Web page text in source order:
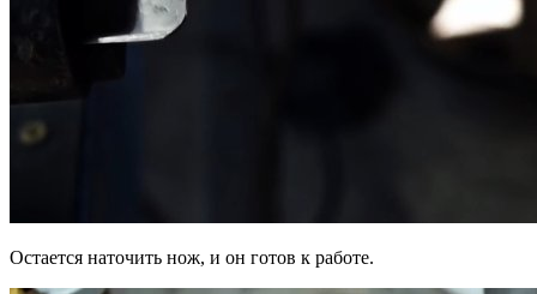
Остается наточить нож, и он готов к работе.